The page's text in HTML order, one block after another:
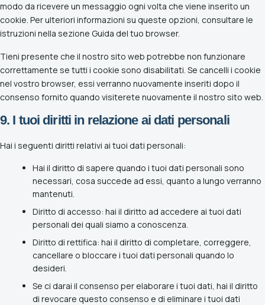
modo da ricevere un messaggio ogni volta che viene inserito un
cookie. Per ulteriori informazioni su queste opzioni, consultare le
istruzioni nella sezione Guida del tuo browser.
Tieni presente che il nostro sito web potrebbe non funzionare
correttamente se tutti i cookie sono disabilitati. Se cancelli i cookie
nel vostro browser, essi verranno nuovamente inseriti dopo il
consenso fornito quando visiterete nuovamente il nostro sito web.
9. I tuoi diritti in relazione ai dati personali
Hai i seguenti diritti relativi ai tuoi dati personali:
Hai il diritto di sapere quando i tuoi dati personali sono
necessari, cosa succede ad essi, quanto a lungo verranno
mantenuti.
Diritto di accesso: hai il diritto ad accedere ai tuoi dati
personali dei quali siamo a conoscenza.
Diritto di rettifica: hai il diritto di completare, correggere,
cancellare o bloccare i tuoi dati personali quando lo
desideri.
Se ci darai il consenso per elaborare i tuoi dati, hai il diritto
di revocare questo consenso e di eliminare i tuoi dati